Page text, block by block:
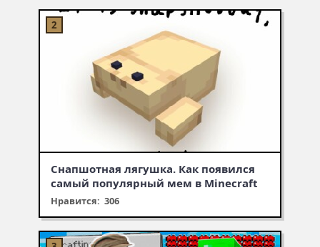
Снапшотная лягушка. Как появился
самый популярный мем в Minecraft
Нравится: 306